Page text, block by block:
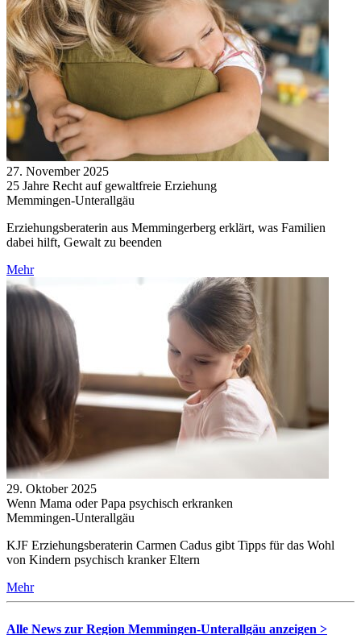
27. November 2025
25 Jahre Recht auf gewaltfreie Erziehung
Memmingen-Unterallgäu
Erziehungsberaterin aus Memmingerberg erklärt, was Familien
dabei hilft, Gewalt zu beenden
Mehr
29. Oktober 2025
Wenn Mama oder Papa psychisch erkranken
Memmingen-Unterallgäu
KJF Erziehungsberaterin Carmen Cadus gibt Tipps für das Wohl
von Kindern psychisch kranker Eltern
Mehr
Alle News zur Region Memmingen-Unterallgäu anzeigen >